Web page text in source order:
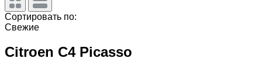
Сортировать по:
Свежие
Citroen C4 Picasso